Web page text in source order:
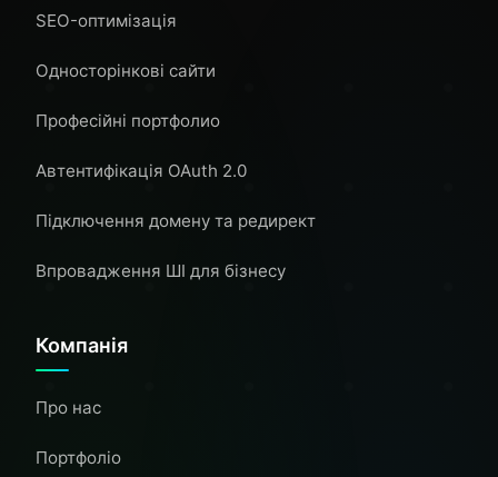
SEO-оптимізація
Односторінкові сайти
Професійні портфолио
Автентифікація OAuth 2.0
Підключення домену та редирект
Впровадження ШІ для бізнесу
Компанія
Про нас
Портфоліо